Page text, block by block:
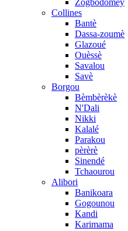
Collines
Bantè
Dassa-zoumè
Glazoué
Ouèssè
Savalou
Savè
Borgou
Bèmbèrèkè
N'Dali
Nikki
Kalalé
Parakou
pèrèrè
Sinendé
Tchaourou
Alibori
Banikoara
Gogounou
Kandi
Karimama